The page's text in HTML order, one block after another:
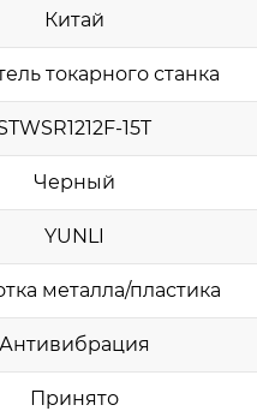
Китай
токарного станка
15T
Черный
YUNLI
металла/пластика
Антивибрация
Принято